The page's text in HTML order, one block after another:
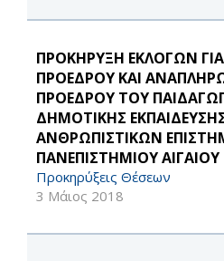
ΠΡΟΚΗΡΥΞΗ ΕΚΛΟΓΩΝ
ΠΡΟΕΔΡΟΥ ΚΑΙ
ΠΡΟΕΔΡΟΥ ΤΟΥ
ΔΗΜΟΤΙΚΗΣ
ΑΝΘΡΩΠΙΣΤΙΚΩΝ
ΠΑΝΕΠΙΣΤΗΜΙΟΥ ΑΙΓΑΙΟΥ
Προκηρύξεις Θέσεων
3 Μάιος 2018